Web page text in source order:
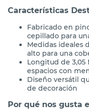
Características
Fabricado en
cepillado para
Medidas ideales
alto para una
Longitud de
espacios con
Diseño versátil
de decoración
Por qué nos gusta